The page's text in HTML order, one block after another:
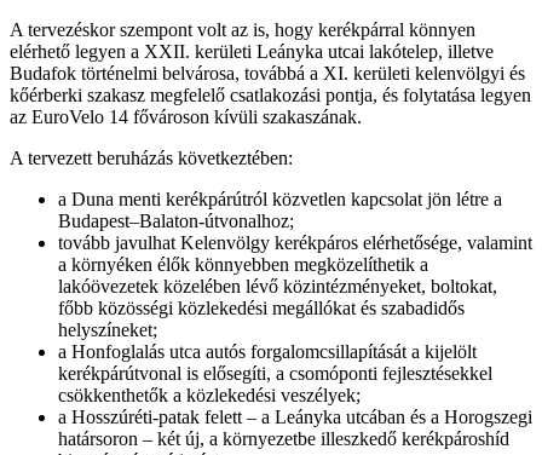
A tervezéskor szempont volt az is, hogy kerékpárral könnyen
elérhető legyen a XXII. kerületi Leányka utcai lakótelep, illetve
Budafok történelmi belvárosa, továbbá a XI. kerületi kelenvölgyi és
kőérberki szakasz megfelelő csatlakozási pontja, és folytatása legyen
az EuroVelo 14 fővároson kívüli szakaszának.
A tervezett beruházás következtében:
a Duna menti kerékpárútról közvetlen kapcsolat jön létre a
Budapest–Balaton-útvonalhoz;
tovább javulhat Kelenvölgy kerékpáros elérhetősége, valamint
a környéken élők könnyebben megközelíthetik a
lakóövezetek közelében lévő közintézményeket, boltokat,
főbb közösségi közlekedési megállókat és szabadidős
helyszíneket;
a Honfoglalás utca autós forgalomcsillapítását a kijelölt
kerékpárútvonal is elősegíti, a csomóponti fejlesztésekkel
csökkenthetők a közlekedési veszélyek;
a Hosszúréti-patak felett – a Leányka utcában és a Horogszegi
határsoron – két új, a környezetbe illeszkedő kerékpároshíd